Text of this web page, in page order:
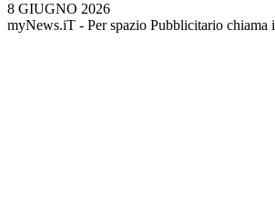
8 GIUGNO 2026
myNews.iT - Per spazio Pubblicitario chiama